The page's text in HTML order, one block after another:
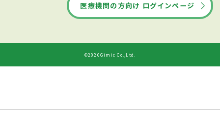
医療機関の方向け ログインページ
©2026Gimic Co.,Ltd.